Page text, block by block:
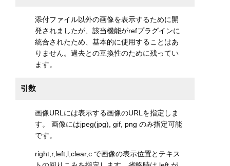
添付ファイル以外の画像を表示するために開
発されましたが、該当機能がrefプラグインに
統合されたため、基本的に使用することはあ
りません。過去との互換性のために残ってい
ます。
引数
画像URLには表示する画像のURLを指定しま
す。 画像にはjpeg(jpg), gif, png のみ指定可能
です。
right,r,left,l,clear,c で画像の表示位置とテキス